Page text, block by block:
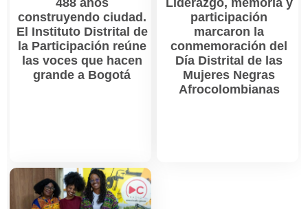
488 años
construyendo ciudad.
El Instituto Distrital de
la Participación reúne
las voces que hacen
grande a Bogotá
Liderazgo, memoria y
participación
marcaron la
conmemoración del
Día Distrital de las
Mujeres Negras
Afrocolombianas